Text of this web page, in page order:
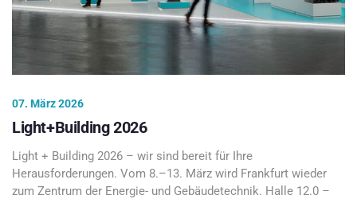
07. März 2026
Light+Building 2026
Light + Building 2026 – wir sind bereit für Ihre
Herausforderungen. Vom 8.–13. März wird Frankfurt wieder
zum Zentrum der Energie- und Gebäudetechnik. Halle 12.0 –